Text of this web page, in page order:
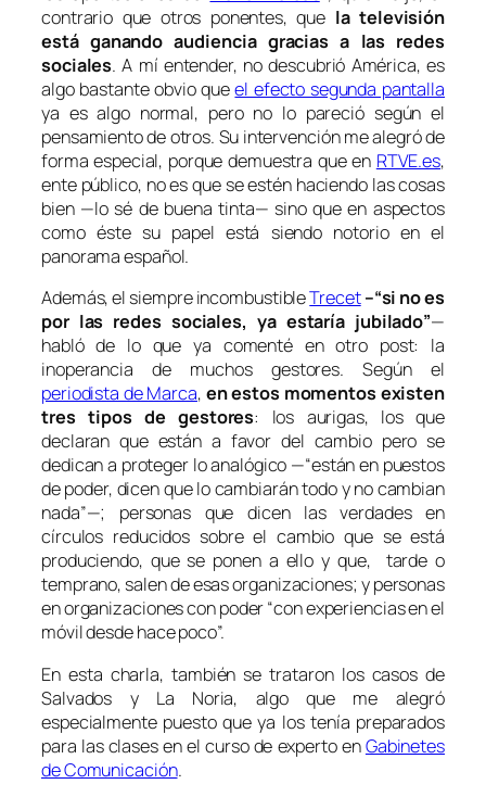
contrario que otros ponentes, que la televisión
está ganando audiencia gracias a las redes
sociales. A mí entender, no descubrió América, es
algo bastante obvio queel efecto segunda pantalla
ya es algo normal, pero no lo pareció según el
pensamiento de otros. Su intervención me alegró de
forma especial, porque demuestra que en RTVE.es,
ente público, no es que se estén haciendo las cosas
bien —lo sé de buena tinta— sino que en aspectos
como éste su papel está siendo notorio en el
panorama español.
Además, el siempre incombustibleTrecet–“si no es
por las redes sociales, ya estaría jubilado”—
habló de lo que ya comenté en otro post: la
inoperancia de muchos gestores. Según el
periodista de Marca, en estos momentos existen
tres tipos de gestores: los aurigas, los que
declaran que están a favor del cambio pero se
dedican a proteger lo analógico —“están en puestos
de poder, dicen que lo cambiarán todo y no cambian
nada”—; personas que dicen las verdades en
círculos reducidos sobre el cambio que se está
produciendo, que se ponen a ello y que, tarde o
temprano, salen de esas organizaciones; y personas
en organizaciones con poder “con experiencias en el
móvil desde hace poco”.
En esta charla, también se trataron los casos de
Salvados y La Noria, algo que me alegró
especialmente puesto que ya los tenía preparados
para las clases en el curso de experto enGabinetes
de Comunicación.